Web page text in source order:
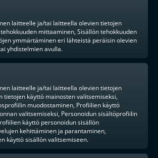
laitteelle ja/tai laitteella olevien tietojen
mittaaminen, Sisällön tehokkuuden
ymmärtäminen eri lähteistä peräisin olevien
yhdistelmien avulla.
laitteelle ja/tai laitteella olevien tietojen
tietojen käyttö mainosten valitsemiseksi,
muodostaminen, Profiilien käyttö
valitsemiseksi, Personoidun sisältöprofiilin
käyttö personoidun sisällön
kehittäminen ja parantaminen,
käyttö sisällön valitsemiseen.